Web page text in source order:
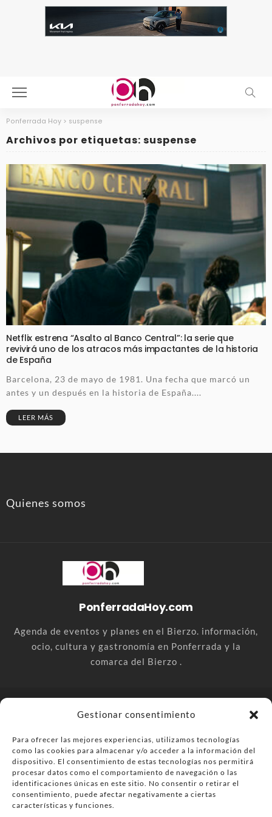
Gestionar consentimiento
Para ofrecer las mejores experiencias, utilizamos tecnologías
como las cookies para almacenar y/o acceder a la información del
dispositivo. El consentimiento de estas tecnologías nos permitirá
procesar datos como el comportamiento de navegación o las
identificaciones únicas en este sitio. No consentir o retirar el
consentimiento, puede afectar negativamente a ciertas
características y funciones.
Ponferrada Hoy > suspense
Archivos por etiquetas: suspense
Netflix estrena “Asalto al Banco Central”: la serie que
revivirá uno de los atracos más impactantes de la historia
de España
Barcelona, 23 de mayo de 1981. Una fecha que marcó un
antes y un después en la historia de España....
LEER MÁS
Quienes somos
PonferradaHoy.com
Agenda de eventos y planes en el Bierzo. información,
ocio, cultura y gastronomía en Ponferrada y la
comarca del Bierzo .
comarca del Bierzo
Anúnciate
Más información sobre las cookies
Envía tu negocio
Contacta Política de privacidad